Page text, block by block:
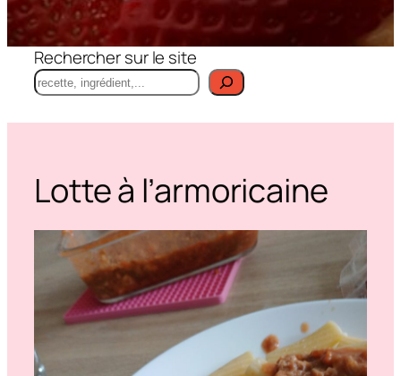
Rechercher sur le site
Lotte à l’armoricaine